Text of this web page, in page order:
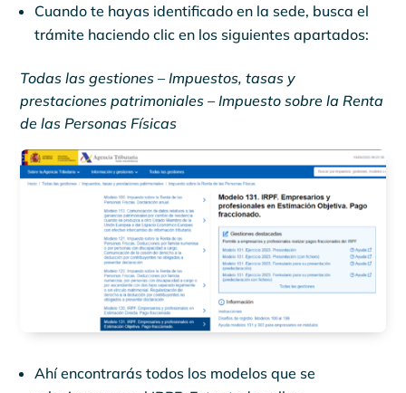
Cuando te hayas identificado en la sede, busca el
trámite haciendo clic en los siguientes apartados:
Todas las gestiones – Impuestos, tasas y
prestaciones patrimoniales – Impuesto sobre la Renta
de las Personas Físicas
Ahí encontrarás todos los modelos que se